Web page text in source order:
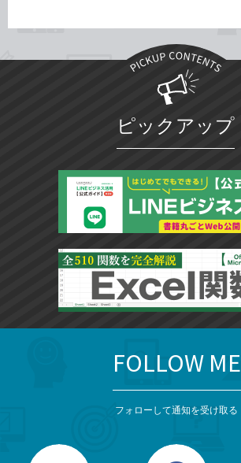
ピックアップ
FOLLOW ME
フォローして通知を受け取る